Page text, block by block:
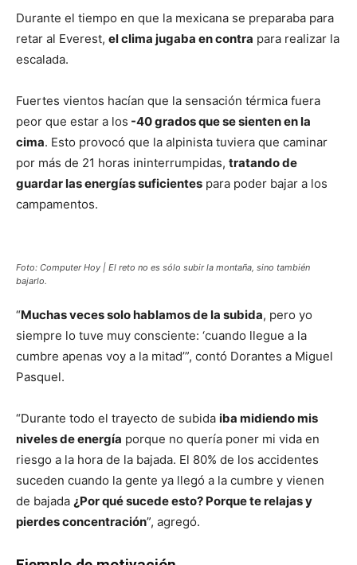
Durante el tiempo en que la mexicana se preparaba para
retar al Everest, el clima jugaba en contra para realizar la
escalada.
Fuertes vientos hacían que la sensación térmica fuera
peor que estar a los -40 grados que se sienten en la
cima. Esto provocó que la alpinista tuviera que caminar
por más de 21 horas ininterrumpidas, tratando de
guardar las energías suficientes para poder bajar a los
campamentos.
Foto: Computer Hoy | El reto no es sólo subir la montaña, sino también
bajarlo.
“Muchas veces solo hablamos de la subida, pero yo
siempre lo tuve muy consciente: ‘cuando llegue a la
cumbre apenas voy a la mitad’”, contó Dorantes a Miguel
Pasquel.
“Durante todo el trayecto de subida iba midiendo mis
niveles de energía porque no quería poner mi vida en
riesgo a la hora de la bajada. El 80% de los accidentes
suceden cuando la gente ya llegó a la cumbre y vienen
de bajada ¿Por qué sucede esto? Porque te relajas y
pierdes concentración”, agregó.